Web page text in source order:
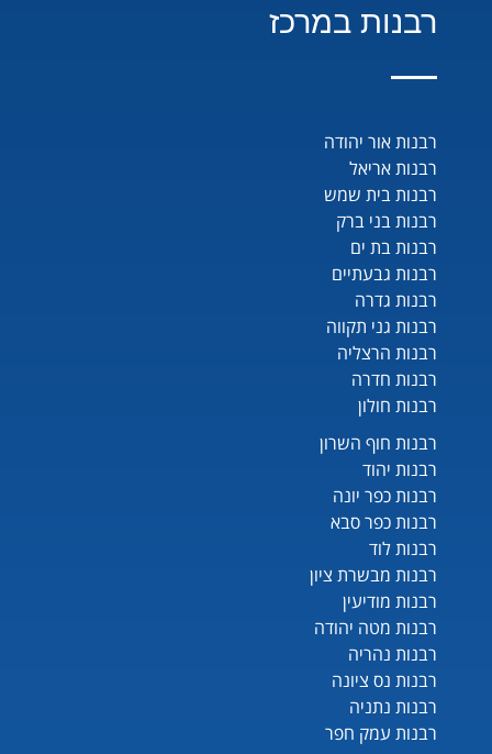
רבנות במרכז
רבנות אור יהודה
רבנות אריאל
רבנות בית שמש
רבנות בני ברק
רבנות בת ים
רבנות גבעתיים
רבנות גדרה
רבנות גני תקווה
רבנות הרצליה
רבנות חדרה
רבנות חולון
רבנות חוף השרון
רבנות יהוד
רבנות כפר יונה
רבנות כפר סבא
רבנות לוד
רבנות מבשרת ציון
רבנות מודיעין
רבנות מטה יהודה
רבנות נהריה
רבנות נס ציונה
רבנות נתניה
רבנות עמק חפר